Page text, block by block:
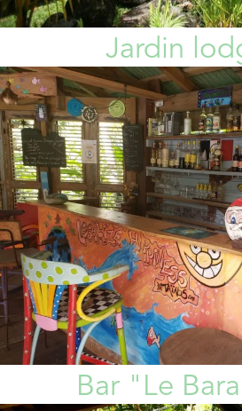
Jardin
Bar "Le